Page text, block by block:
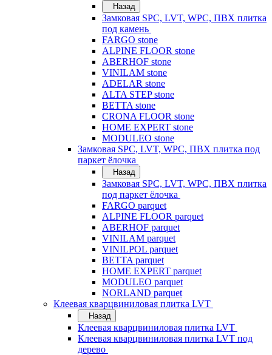
Назад
Замковая SPC, LVT, WPC, ПВХ плитка
под камень
FARGO stone
ALPINE FLOOR stone
ABERHOF stone
VINILAM stone
ADELAR stone
ALTA STEP stone
BETTA stone
CRONA FLOOR stone
HOME EXPERT stone
MODULEO stone
Замковая SPC, LVT, WPC, ПВХ плитка под
паркет ёлочка
Назад
Замковая SPC, LVT, WPC, ПВХ плитка
под паркет ёлочка
FARGO parquet
ALPINE FLOOR parquet
ABERHOF parquet
VINILAM parquet
VINILPOL parquet
BETTA parquet
HOME EXPERT parquet
MODULEO parquet
NORLAND parquet
Клеевая кварцвиниловая плитка LVT
Назад
Клеевая кварцвиниловая плитка LVT
Клеевая кварцвиниловая плитка LVT под
дерево